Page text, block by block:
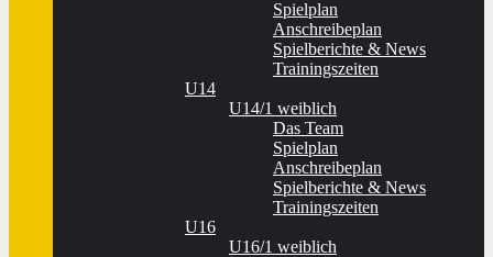
Spielplan
Anschreibeplan
Spielberichte & News
Trainingszeiten
U14
U14/1 weiblich
Das Team
Spielplan
Anschreibeplan
Spielberichte & News
Trainingszeiten
U16
U16/1 weiblich